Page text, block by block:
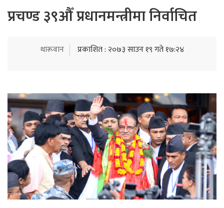
प्रचण्ड ३९औँ प्रधानमन्त्रीमा निर्वाचित
थारूवान प्रकाशित : २०७३ साउन १९ गते १७:२४